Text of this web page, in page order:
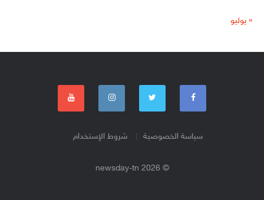
« يوليو
سياسة الخصوصية شروط الإستخدام
© 2026 newsday-tn